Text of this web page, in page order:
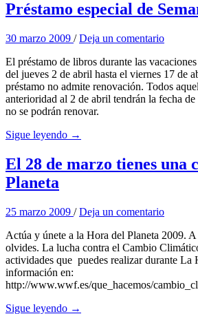
Préstamo especial de
30 marzo 2009 /Deja un comentario
El préstamo de libros durante las vacaciones
del jueves 2 de abril hasta el viernes 17 de
préstamo no admite renovación. Todos
anterioridad al 2 de abril tendrán la fecha
no se podrán renovar.
Sigue leyendo →
El 28 de marzo tienes una
Planeta
25 marzo 2009 /Deja un comentario
Actúa y únete a la Hora del Planeta 2009.
olvides. La lucha contra el Cambio
actividades que puedes realizar durante La
información en:
http://www.wwf.es/que_hacemos/
Sigue leyendo →